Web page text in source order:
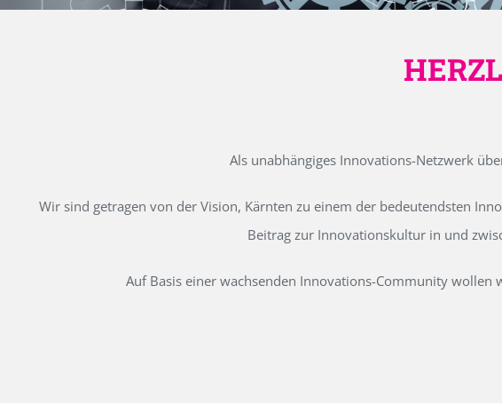
Als unabhängiges Innovations-Netzwerk
Wir sind getragen von der Vision, Kärnten zu einem der bedeutendsten
Beitrag zur Innovationskultur in und
Auf Basis einer wachsenden Innovations-Community